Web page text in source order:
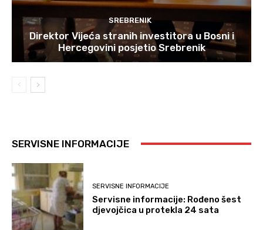
SREBRENIK
Direktor Vijeća stranih investitora u Bosni i
Hercegovini posjetio Srebrenik
SERVISNE INFORMACIJE
SERVISNE INFORMACIJE
Servisne informacije: Rođeno šest
djevojčica u protekla 24 sata